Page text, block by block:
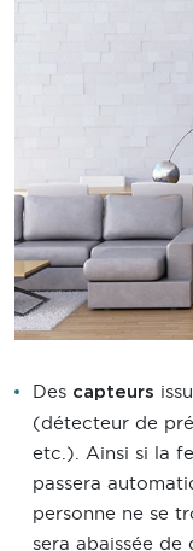
Des capteurs
(détecteur de
etc.). Ainsi si la
passera
personne ne se
sera abaissée de